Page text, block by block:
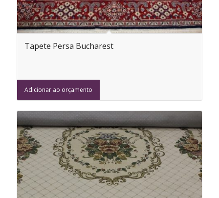
Tapete Persa Bucharest
Adicionar ao orçamento